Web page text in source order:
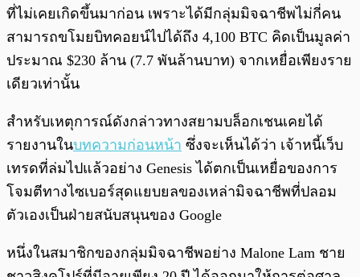
ที่ไม่เคยเกิดขึ้นมาก่อน เพราะได้มีกลุ่มมิจฉาชีพไม่กี่คน
สามารถขโมยบิทคอยน์ไปได้ถึง 4,100 BTC คิดเป็นมูลค่า
ประมาณ $230 ล้าน (7.7 พันล้านบาท) จากเหยื่อเพียงราย
เดียวเท่านั้น
สำหรับเหตุการณ์ดังกล่าวทางสยามบล็อกเชนเคยได้
รายงานในบทความก่อนหน้า ซึ่งจะเห็นได้ว่า เจ้าหนี้เว็บ
เทรดที่ล่มไปแล้วอย่าง Genesis ได้ตกเป็นเหยื่อของการ
โจมตีทางไซเบอร์สุดแยบยลของเหล่ามิจฉาชีพที่ปลอม
ตัวเองเป็นฝ่ายสนับสนุนของ Google
หนึ่งในสมาชิกของกลุ่มมิจฉาชีพอย่าง Malone Lam ชาย